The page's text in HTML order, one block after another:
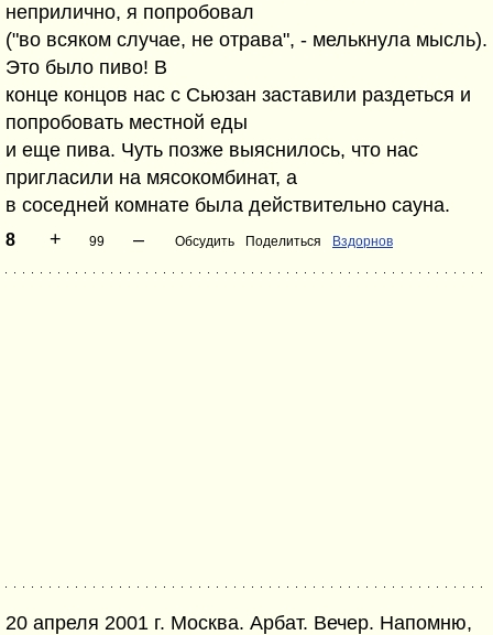
неприлично, я попробовал
("во всяком случае, не отрава", - мелькнула мысль).
Это было пиво! В
конце концов нас с Сьюзан заставили раздеться и
попробовать местной еды
и еще пива. Чуть позже выяснилось, что нас
пригласили на мясокомбинат, а
в соседней комнате была действительно сауна.
8 + 99 – Обсудить Поделиться Вздорнов
20 апреля 2001 г. Москва. Арбат. Вечер. Напомню,